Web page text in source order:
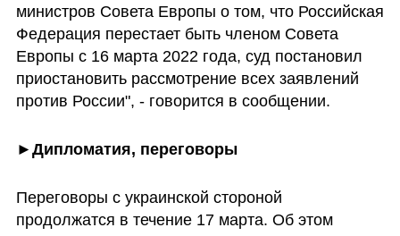
министров Совета Европы о том, что Российская
Федерация перестает быть членом Совета
Европы с 16 марта 2022 года, суд постановил
приостановить рассмотрение всех заявлений
против России", - говорится в сообщении.
► Дипломатия, переговоры
Переговоры с украинской стороной
продолжатся в течение 17 марта. Об этом